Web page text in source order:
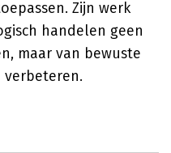
Zijn werk
handelen geen
maar van bewuste
verbeteren.